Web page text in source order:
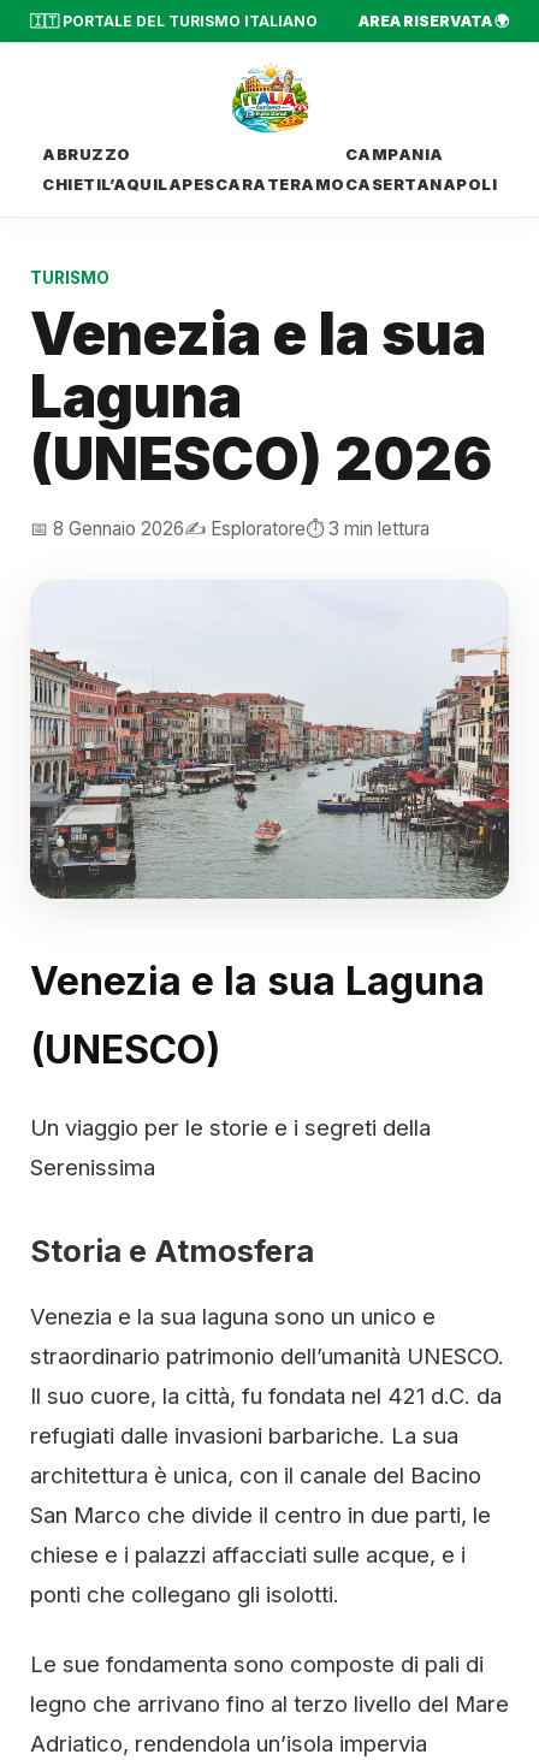
🇮🇹 PORTALE DEL TURISMO ITALIANO AREA RISERVATA 🌍
ABRUZZO
CHIETIL’AQUILAPESCARA TERAMO
CAMPANIA
CASERTANAPOLI
TURISMO
Venezia e la sua
Laguna
(UNESCO) 2026
📅 8 Gennaio 2026✍️ Esploratore⏱️ 3 min lettura
Venezia e la sua Laguna
(UNESCO)
Un viaggio per le storie e i segreti della
Serenissima
Storia e Atmosfera
Venezia e la sua laguna sono un unico e
straordinario patrimonio dell’umanità UNESCO.
Il suo cuore, la città, fu fondata nel 421 d.C. da
refugiati dalle invasioni barbariche. La sua
architettura è unica, con il canale del Bacino
San Marco che divide il centro in due parti, le
chiese e i palazzi affacciati sulle acque, e i
ponti che collegano gli isolotti.
Le sue fondamenta sono composte di pali di
legno che arrivano fino al terzo livello del Mare
Adriatico, rendendola un’isola impervia